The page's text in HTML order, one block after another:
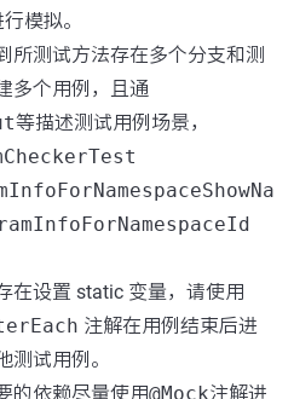
模拟。
所测试方法存在多个分支和测
多个用例，且通
等描述测试用例场景，
在设置 static 变量，请使用
注解在用例结束后进
试用例。
的依赖尽量使用@Mock注解进